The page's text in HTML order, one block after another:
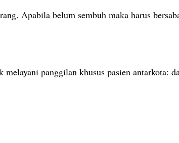
Apabila belum sembuh maka harus
panggilan khusus pasien antarkota: